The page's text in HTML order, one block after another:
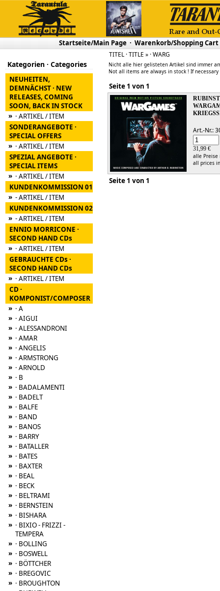
Startseite/Main Page · Warenkorb/Shopping Cart
Kategorien · Categories
NEUHEITEN,
DEMNÄCHST · NEW
RELEASES, COMING
SOON, BACK IN STOCK
» · ARTIKEL / ITEM
SONDERANGEBOTE ·
SPECIAL OFFERS
» · ARTIKEL / ITEM
SPEZIAL ANGEBOTE ·
SPECIAL ITEMS
» · ARTIKEL / ITEM
KUNDENKOMMISSION 01
» - ARTIKEL / ITEM
KUNDENKOMMISSION 02
» - ARTIKEL / ITEM
ENNIO MORRICONE ·
SECOND HAND CDs
» · ARTIKEL / ITEM
GEBRAUCHTE CDs ·
SECOND HAND CDs
» · ARTIKEL / ITEM
CD ·
KOMPONIST/COMPOSER
» · A
» · AIGUI
» · ALESSANDRONI
» · AMAR
» · ANGELIS
» · ARMSTRONG
» · ARNOLD
» · B
» · BADALAMENTI
» · BADELT
» · BALFE
» · BAND
» · BANOS
» · BARRY
» · BATALLER
» · BATES
» · BAXTER
» · BEAL
» · BECK
» · BELTRAMI
» · BERNSTEIN
» · BISHARA
» · BIXIO - FRIZZI -
TEMPERA
» · BOLLING
» · BOSWELL
» · BÖTTCHER
» · BREGOVIC
» · BROUGHTON
TITEL · TITLE » · WARG
Nicht alle hier gelisteten Artikel sind immer
Not all items are always in stock ! If
Seite 1 von 1
Art.-Nr.:
31,99 €
alle
all prices
Seite 1 von 1